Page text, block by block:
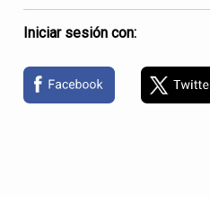
Iniciar sesión con: